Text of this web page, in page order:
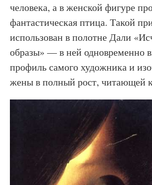
человека, а в женской фигуре
фантастическая птица. Такой
использован в полотне Дали
образы» — в ней одновременно
профиль самого художника и
жены в полный рост, читающей